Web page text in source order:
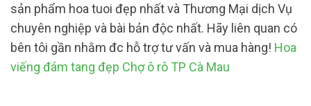
sản phẩm hoa tuoi đẹp nhất và Thương Mại dịch Vụ
chuyên nghiệp và bài bản độc nhất. Hãy liên quan có
bên tôi gần nhằm đc hỗ trợ tư vấn và mua hàng! Hoa
viếng đám tang đẹp Chợ ô rô TP Cà Mau